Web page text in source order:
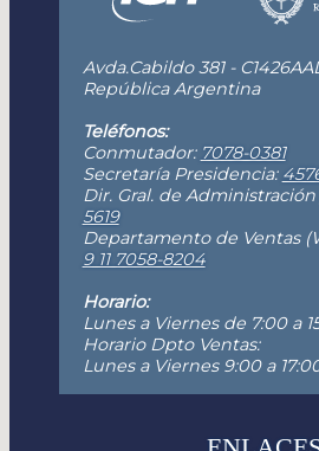
Avda.Cabildo 381 -
República Argentina
Teléfonos:
Conmutador: 7078-0381
Secretaría Presidencia:
Dir. Gral. de Administración
5619
Departamento de Ventas
9 11 7058-8204
Horario:
Lunes a Viernes de 7:00 a
Horario Dpto Ventas:
Lunes a Viernes 9:00 a